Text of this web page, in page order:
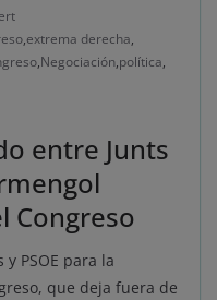
,extrema derecha,
,Negociación,política,
entre Junts
Congreso
PSOE para la
que deja fuera de